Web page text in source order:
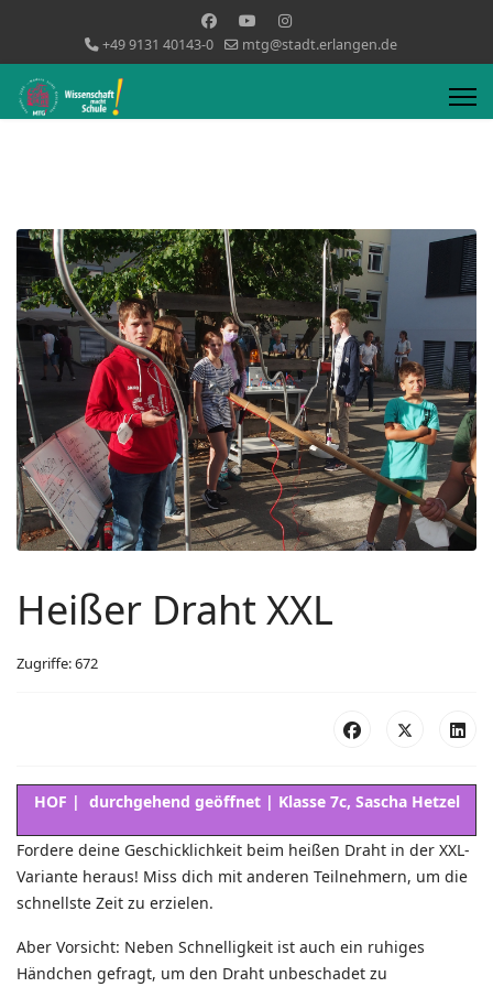
+49 9131 40143-0 mtg@stadt.erlangen.de
Heißer Draht XXL
Zugriffe: 672
HOF | durchgehend geöffnet | Klasse 7c, Sascha Hetzel
Fordere deine Geschicklichkeit beim heißen Draht in der XXL-
Variante heraus! Miss dich mit anderen Teilnehmern, um die
schnellste Zeit zu erzielen.
Aber Vorsicht: Neben Schnelligkeit ist auch ein ruhiges
Händchen gefragt, um den Draht unbeschadet zu